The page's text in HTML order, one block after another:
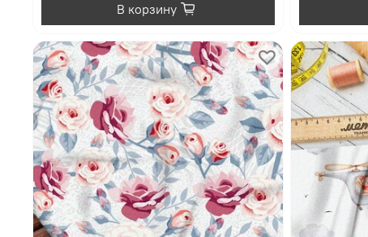
В корзину